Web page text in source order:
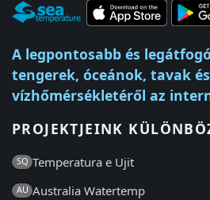
A legpontosabb és
tengerek, óceánok, tavak
vízhőmérsékletéről az
PROJEKTJEINK
SQ Temperatura e Ujit
AU Australia Watertemp